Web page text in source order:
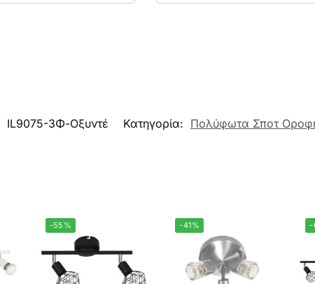
IL9075-3Φ-Οξυντέ Κατηγορία: Πολύφωτα Σποτ
-55% -41% -